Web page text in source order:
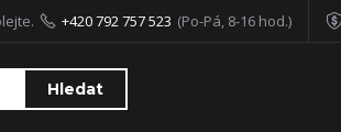
Hledat
+420 792 757 523 (Po-Pá, 8-16 hod.)